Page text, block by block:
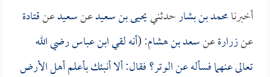
أخبرنامحمد بن بشارحدثنييحيى بن سعيدعنسعيدعنقتادة
عنزرارةعنسعد بن هشام: (أنه لقيابن عباسرضي الله
تعالى عنهما فسأله عن الوتر؟ فقال: ألا أنبئك بأعلم أهل الأرض